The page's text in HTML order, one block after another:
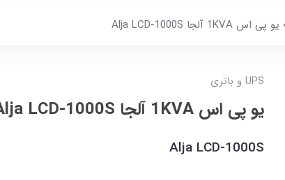
یو پی اس 1KVA آلجا Alja LCD-1000S
UPS و باتری
یو پی اس 1KVA آلجا Alja LCD-1000S
Alja LCD-1000S